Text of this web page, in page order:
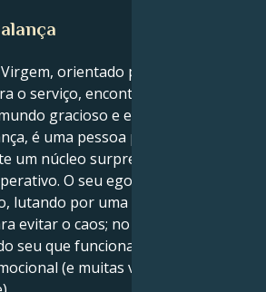
orientado para os
o serviço, encontra a sua mente
gracioso e em busca de
é uma pessoa profundamente
um núcleo surpreendentemente
O seu ego público é
lutando por uma disciplina
evitar o caos; no entanto, há
seu que funciona sensualmente
(e muitas vezes